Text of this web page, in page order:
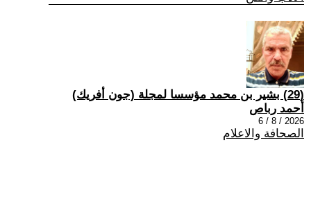
(29) بشير بن محمد مؤسسا لمجلة (جون أفريك)
أحمد رباص
2026 / 8 / 6
الصحافة والاعلام